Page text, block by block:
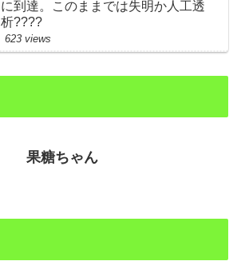
に到達。このままでは失明か人工透
析????
623 views
果糖ちゃん